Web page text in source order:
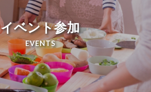
イベント参加
EVENTS